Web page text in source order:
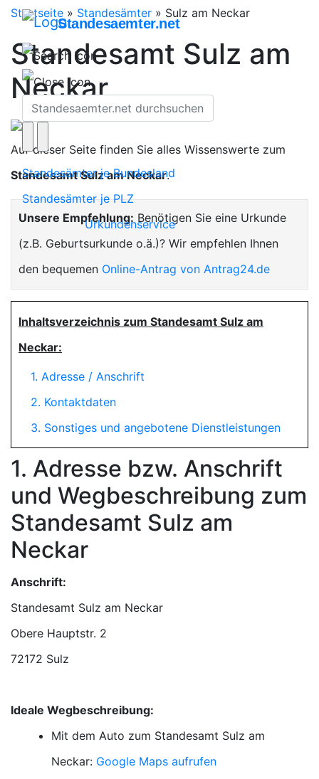
Standesaemter.net
Standesämter je Bundesland
Standesämter je PLZ
Urkundenservice
Startseite » Standesämter » Sulz am Neckar
Standesamt Sulz am
Neckar
Auf dieser Seite finden Sie alles Wissenswerte zum
Standesamt Sulz am Neckar.
Unsere Empfehlung: Benötigen Sie eine Urkunde
(z.B. Geburtsurkunde o.ä.)? Wir empfehlen Ihnen
den bequemen Online-Antrag von Antrag24.de
Inhaltsverzeichnis zum Standesamt Sulz am
Neckar:
1. Adresse / Anschrift
2. Kontaktdaten
3. Sonstiges und angebotene Dienstleistungen
1. Adresse bzw. Anschrift
und Wegbeschreibung zum
Standesamt Sulz am
Neckar
Anschrift:
Standesamt Sulz am Neckar
72172 Sulz
Ideale Wegbeschreibung:
Mit dem Auto zum Standesamt Sulz am
Neckar: Google Maps aufrufen